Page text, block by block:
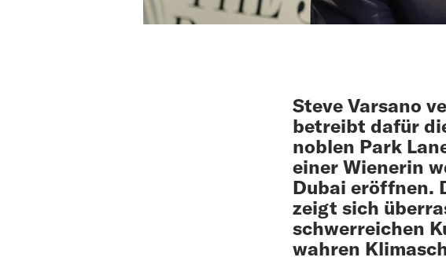
Steve Varsano
betreibt dafür
noblen Park
einer Wienerin
Dubai eröffnen.
zeigt sich
schwerreichen
wahren